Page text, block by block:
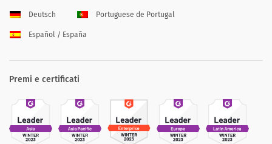
Deutsch Portuguese de Portugal
Español / España
Premi e certificati